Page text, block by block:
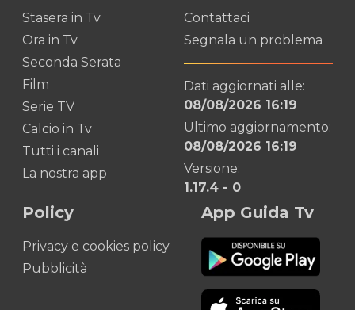
Stasera in Tv
Ora in Tv
Seconda Serata
Film
Serie TV
Calcio in Tv
Tutti i canali
La nostra app
Contattaci
Segnala un problema
Dati aggiornati alle:
08/08/2026 16:19
Ultimo aggiornamento:
08/08/2026 16:19
Versione:
1.17.4 - 0
Policy
Privacy e cookies policy
Pubblicità
App Guida Tv